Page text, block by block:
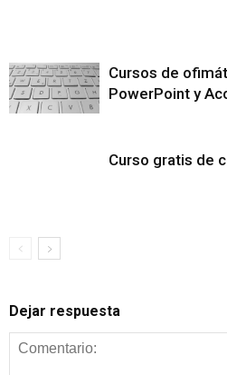
Cursos de
PowerPoint y
Curso gratis de
Dejar respuesta